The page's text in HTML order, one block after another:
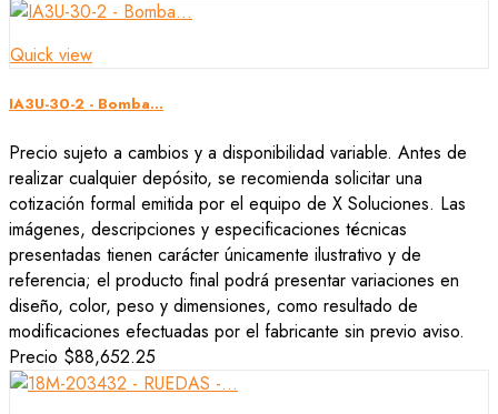
Quick view
IA3U-30-2 - Bomba...
Precio sujeto a cambios y a disponibilidad variable. Antes de
realizar cualquier depósito, se recomienda solicitar una
cotización formal emitida por el equipo de X Soluciones. Las
imágenes, descripciones y especificaciones técnicas
presentadas tienen carácter únicamente ilustrativo y de
referencia; el producto final podrá presentar variaciones en
diseño, color, peso y dimensiones, como resultado de
modificaciones efectuadas por el fabricante sin previo aviso.
Precio $88,652.25